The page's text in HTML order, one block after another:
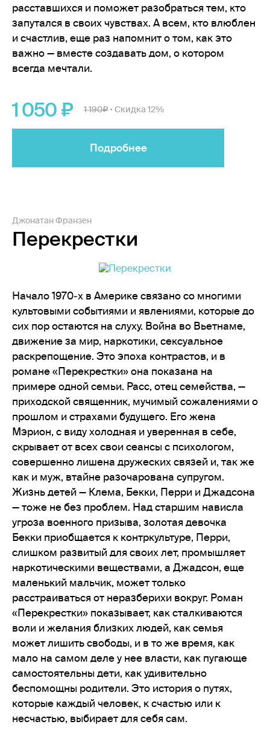
расставшихся и поможет разобраться тем, кто
запутался в своих чувствах. А всем, кто влюблен
и счастлив, еще раз напомнит о том, как это
важно — вместе создавать дом, о котором
всегда мечтали.
1 050 1 190 • Скидка 12%
Подробнее
Джонатан Франзен
Перекрестки
Начало 1970‑х в Америке связано со многими
культовыми событиями и явлениями, которые до
сих пор остаются на слуху. Война во Вьетнаме,
движение за мир, наркотики, сексуальное
раскрепощение. Это эпоха контрастов, и в
романе «Перекрестки» она показана на
примере одной семьи. Расс, отец семейства, —
приходской священник, мучимый сожалениями о
прошлом и страхами будущего. Его жена
Мэрион, с виду холодная и уверенная в себе,
скрывает от всех свои сеансы с психологом,
совершенно лишена дружеских связей и, так же
как и муж, втайне разочарована супругом.
Жизнь детей — Клема, Бекки, Перри и Джадсона
— тоже не без проблем. Над старшим нависла
угроза военного призыва, золотая девочка
Бекки приобщается к контркультуре, Перри,
слишком развитый для своих лет, промышляет
наркотическими веществами, а Джадсон, еще
маленький мальчик, может только
расстраиваться от неразберихи вокруг. Роман
«Перекрестки» показывает, как сталкиваются
воли и желания близких людей, как семья
может лишить свободы, и в то же время, как
мало на самом деле у нее власти, как пугающе
самостоятельны дети, как удивительно
беспомощны родители. Это история о путях,
которые каждый человек, к счастью или к
несчастью, выбирает для себя сам.